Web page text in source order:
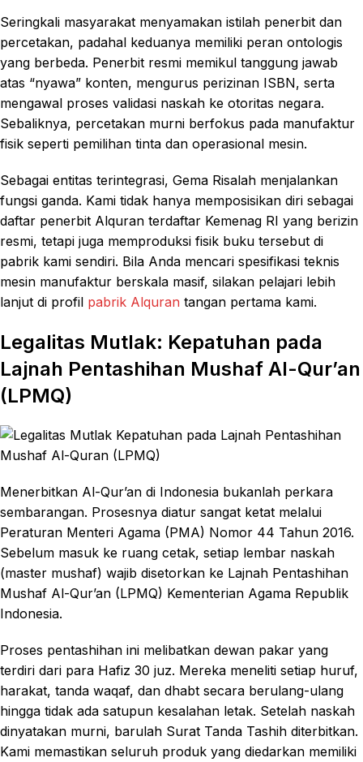
Seringkali masyarakat menyamakan istilah penerbit dan
percetakan, padahal keduanya memiliki peran ontologis
yang berbeda. Penerbit resmi memikul tanggung jawab
atas “nyawa” konten, mengurus perizinan ISBN, serta
mengawal proses validasi naskah ke otoritas negara.
Sebaliknya, percetakan murni berfokus pada manufaktur
fisik seperti pemilihan tinta dan operasional mesin.
Sebagai entitas terintegrasi, Gema Risalah menjalankan
fungsi ganda. Kami tidak hanya memposisikan diri sebagai
daftar penerbit Alquran terdaftar Kemenag RI yang berizin
resmi, tetapi juga memproduksi fisik buku tersebut di
pabrik kami sendiri. Bila Anda mencari spesifikasi teknis
mesin manufaktur berskala masif, silakan pelajari lebih
lanjut di profil pabrik Alquran tangan pertama kami.
Legalitas Mutlak: Kepatuhan pada
Lajnah Pentashihan Mushaf Al-Qur’an
(LPMQ)
Menerbitkan Al-Qur’an di Indonesia bukanlah perkara
sembarangan. Prosesnya diatur sangat ketat melalui
Peraturan Menteri Agama (PMA) Nomor 44 Tahun 2016.
Sebelum masuk ke ruang cetak, setiap lembar naskah
(master mushaf) wajib disetorkan ke Lajnah Pentashihan
Mushaf Al-Qur’an (LPMQ) Kementerian Agama Republik
Indonesia.
Proses pentashihan ini melibatkan dewan pakar yang
terdiri dari para Hafiz 30 juz. Mereka meneliti setiap huruf,
harakat, tanda waqaf, dan dhabt secara berulang-ulang
hingga tidak ada satupun kesalahan letak. Setelah naskah
dinyatakan murni, barulah Surat Tanda Tashih diterbitkan.
Kami memastikan seluruh produk yang diedarkan memiliki